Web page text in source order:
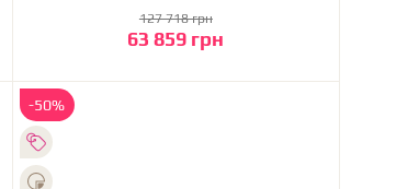
63 859 грн
127 718 грн
В корзину
-50%